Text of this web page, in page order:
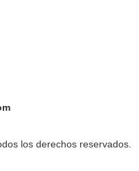
los derechos reservados.